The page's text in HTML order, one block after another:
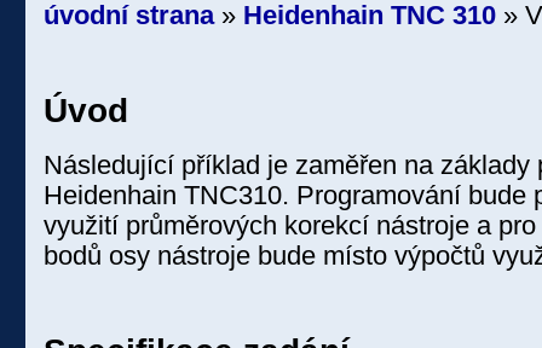
úvodní strana» Heidenhain TNC 310»
Úvod
Následující příklad je zaměřen na
Heidenhain TNC310. Programování bude
využití průměrových korekcí nástroje a
bodů osy nástroje bude místo výpočtů